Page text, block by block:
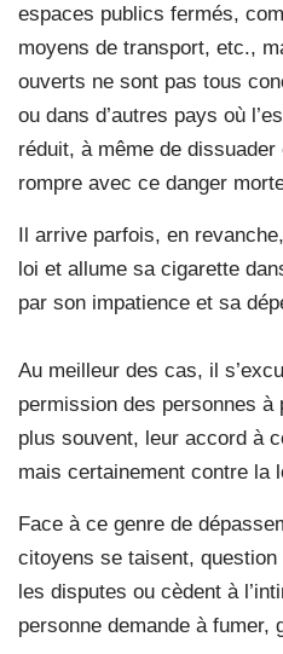
espaces publics fermés,
moyens de transport, etc.,
ouverts ne sont pas tous
ou dans d’autres pays où
réduit, à même de dissuader
rompre avec ce danger
Il arrive parfois, en
loi et allume sa cigarette
par son impatience et sa
Au meilleur des cas, il
permission des personnes à
plus souvent, leur accord à
mais certainement contre la
Face à ce genre de
citoyens se taisent, question
les disputes ou cèdent à
personne demande à fumer,